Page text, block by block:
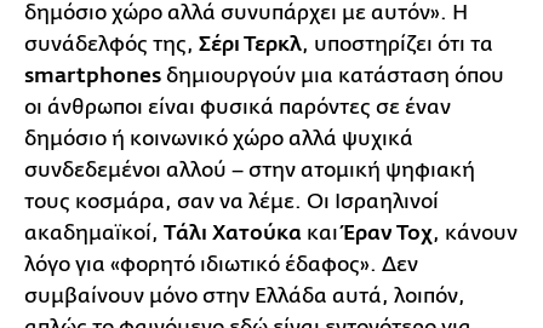
δημόσιο χώρο αλλά συνυπάρχει με αυτόν». Η
συνάδελφός της, Σέρι Τερκλ, υποστηρίζει ότι τα
smartphones δημιουργούν μια κατάσταση όπου
οι άνθρωποι είναι φυσικά παρόντες σε έναν
δημόσιο ή κοινωνικό χώρο αλλά ψυχικά
συνδεδεμένοι αλλού – στην ατομική ψηφιακή
τους κοσμάρα, σαν να λέμε. Οι Ισραηλινοί
ακαδημαϊκοί, Tάλι Χατούκα καιΈραν Τοχ, κάνουν
λόγο για «φορητό ιδιωτικό έδαφος». Δεν
συμβαίνουν μόνο στην Ελλάδα αυτά, λοιπόν,